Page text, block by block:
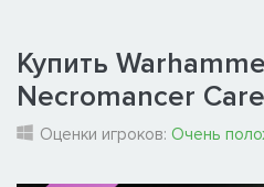
Купить
Necromancer
Оценки игроков: Очень